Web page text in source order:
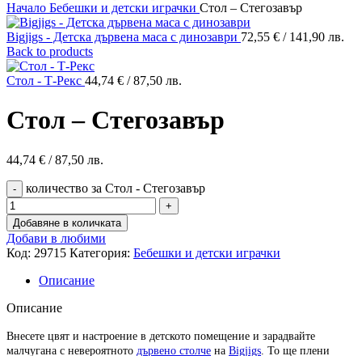
Начало Бебешки и детски играчки Стол – Стегозавър
Bigjigs - Детска дървена маса с динозаври 72,55 € / 141,90 лв.
Back to products
Стол - Т-Рекс 44,74 € / 87,50 лв.
Стол – Стегозавър
44,74 € / 87,50 лв.
количество за Стол - Стегозавър
Добавяне в количката
Добави в любими
Код: 29715 Категория: Бебешки и детски играчки
Описание
Описание
Внесете цвят и настроение в детското помещение и зарадвайте
малчугана с невероятното дървено столче на Bigjigs . То ще плени